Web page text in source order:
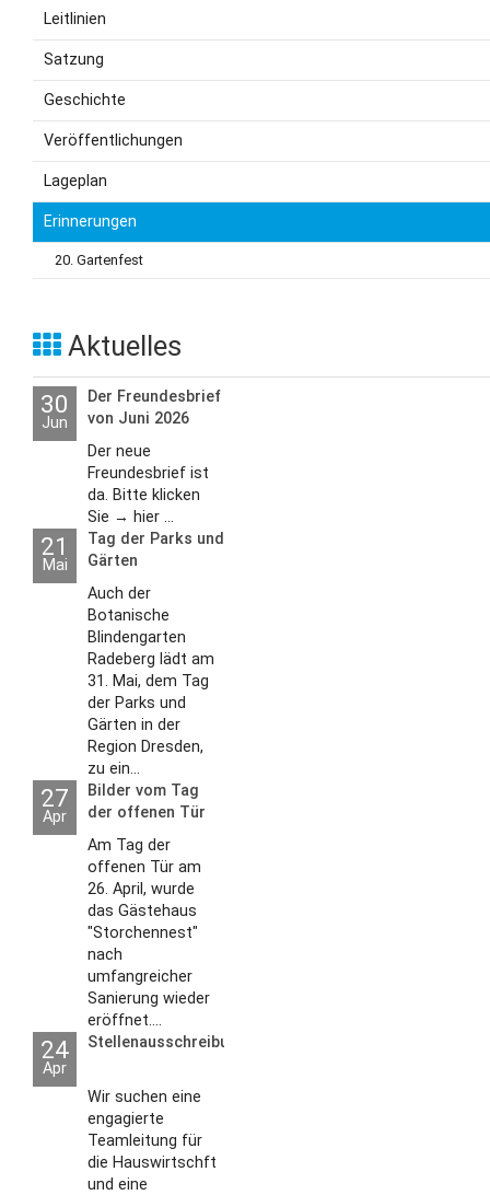
Leitlinien
Satzung
Geschichte
Veröffentlichungen
Lageplan
Erinnerungen
20. Gartenfest
Aktuelles
30
Jun
Der Freundesbrief
von Juni 2026
Der neue
Freundesbrief ist
da. Bitte klicken
Sie → hier ...
21
Mai
Tag der Parks und
Gärten
Auch der
Botanische
Blindengarten
Radeberg lädt am
31. Mai, dem Tag
der Parks und
Gärten in der
Region Dresden,
zu ein...
27
Apr
Bilder vom Tag
der offenen Tür
2026
Am Tag der
offenen Tür am
26. April, wurde
das Gästehaus
"Storchennest"
nach
umfangreicher
Sanierung wieder
eröffnet....
24
Apr
Stellenausschreibungen
Wir suchen eine
engagierte
Teamleitung für
die Hauswirtschft
und eine